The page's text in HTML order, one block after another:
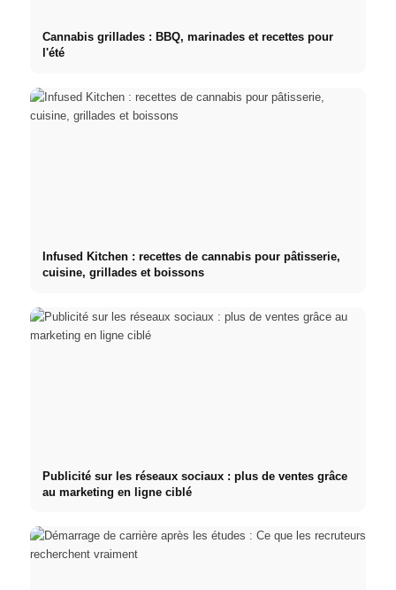
Cannabis grillades : BBQ, marinades et recettes pour
l'été
Infused Kitchen : recettes de cannabis pour pâtisserie,
cuisine, grillades et boissons
Publicité sur les réseaux sociaux : plus de ventes grâce
au marketing en ligne ciblé